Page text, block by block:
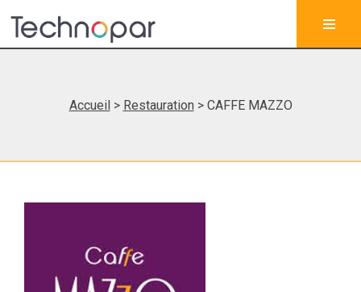
Accueil> Restauration > CAFFE MAZZO